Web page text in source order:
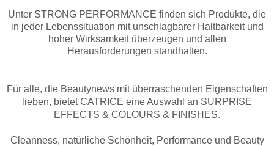
Unter STRONG PERFORMANCE finden sich Produkte, die
in jeder Lebenssituation mit unschlagbarer Haltbarkeit und
hoher Wirksamkeit überzeugen und allen
Herausforderungen standhalten.
Für alle, die Beautynews mit überraschenden Eigenschaften
lieben, bietet CATRICE eine Auswahl an SURPRISE
EFFECTS & COLOURS & FINISHES.
Cleanness, natürliche Schönheit, Performance und Beauty